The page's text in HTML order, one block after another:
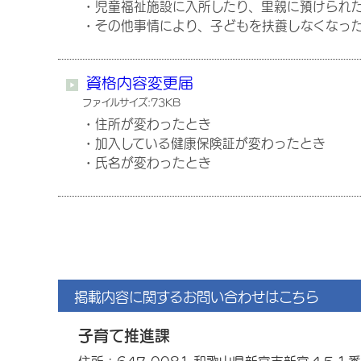
・児童福祉施設に入所したり、里親に預けられ
・その他事情により、子どもを扶養しなくなっ
資格内容変更届
ファイルサイズ:73KB
・住所が変わったとき
・加入している健康保険証が変わったとき
・氏名が変わったとき
掲載内容に関するお問い合わせはこちら
子育て推進課